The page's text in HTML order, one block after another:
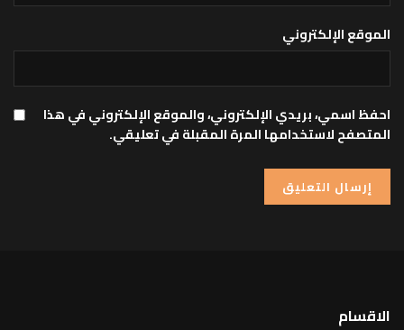
الموقع الإلكتروني
احفظ اسمي، بريدي الإلكتروني، والموقع الإلكتروني في هذا
المتصفح لاستخدامها المرة المقبلة في تعليقي.
الاقسام